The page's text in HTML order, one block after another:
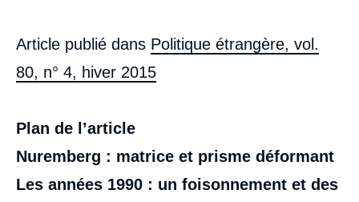
Article publié dans Politique étrangère, vol.
80, n° 4, hiver 2015
Plan de l’article
Nuremberg : matrice et prisme déformant
Les années 1990 : un foisonnement et des
Image
couverture
Joël HUBRECHT, « La justice pénale